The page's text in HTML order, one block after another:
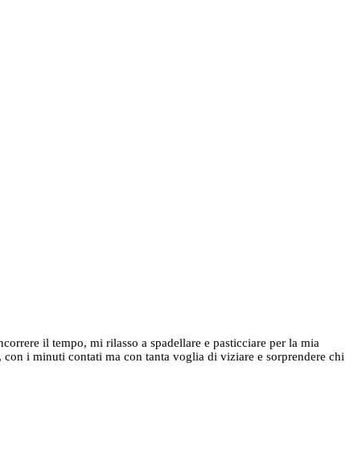
il tempo, mi rilasso a spadellare e pasticciare per la mia
i minuti contati ma con tanta voglia di viziare e sorprendere chi